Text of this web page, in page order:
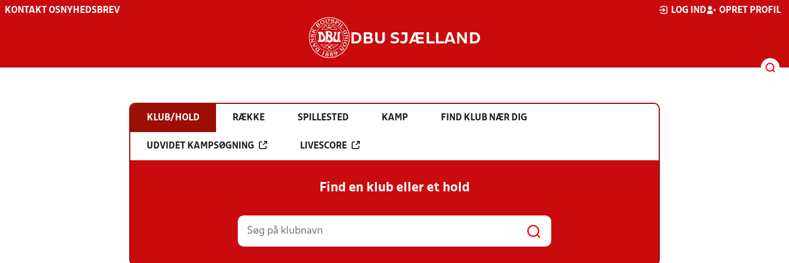
KONTAKT OS NYHEDSBREV LOG IND OPRET PROFIL
DBU SJÆLLAND
KLUB/HOLD RÆKKE SPILLESTED KAMP FIND KLUB NÆR DIG
UDVIDET KAMPSØGNING LIVESCORE
Find en klub eller et hold